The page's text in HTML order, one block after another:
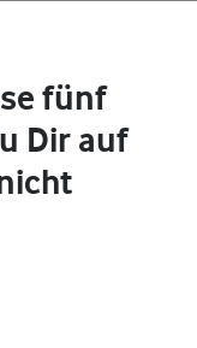
fünf
Dir auf